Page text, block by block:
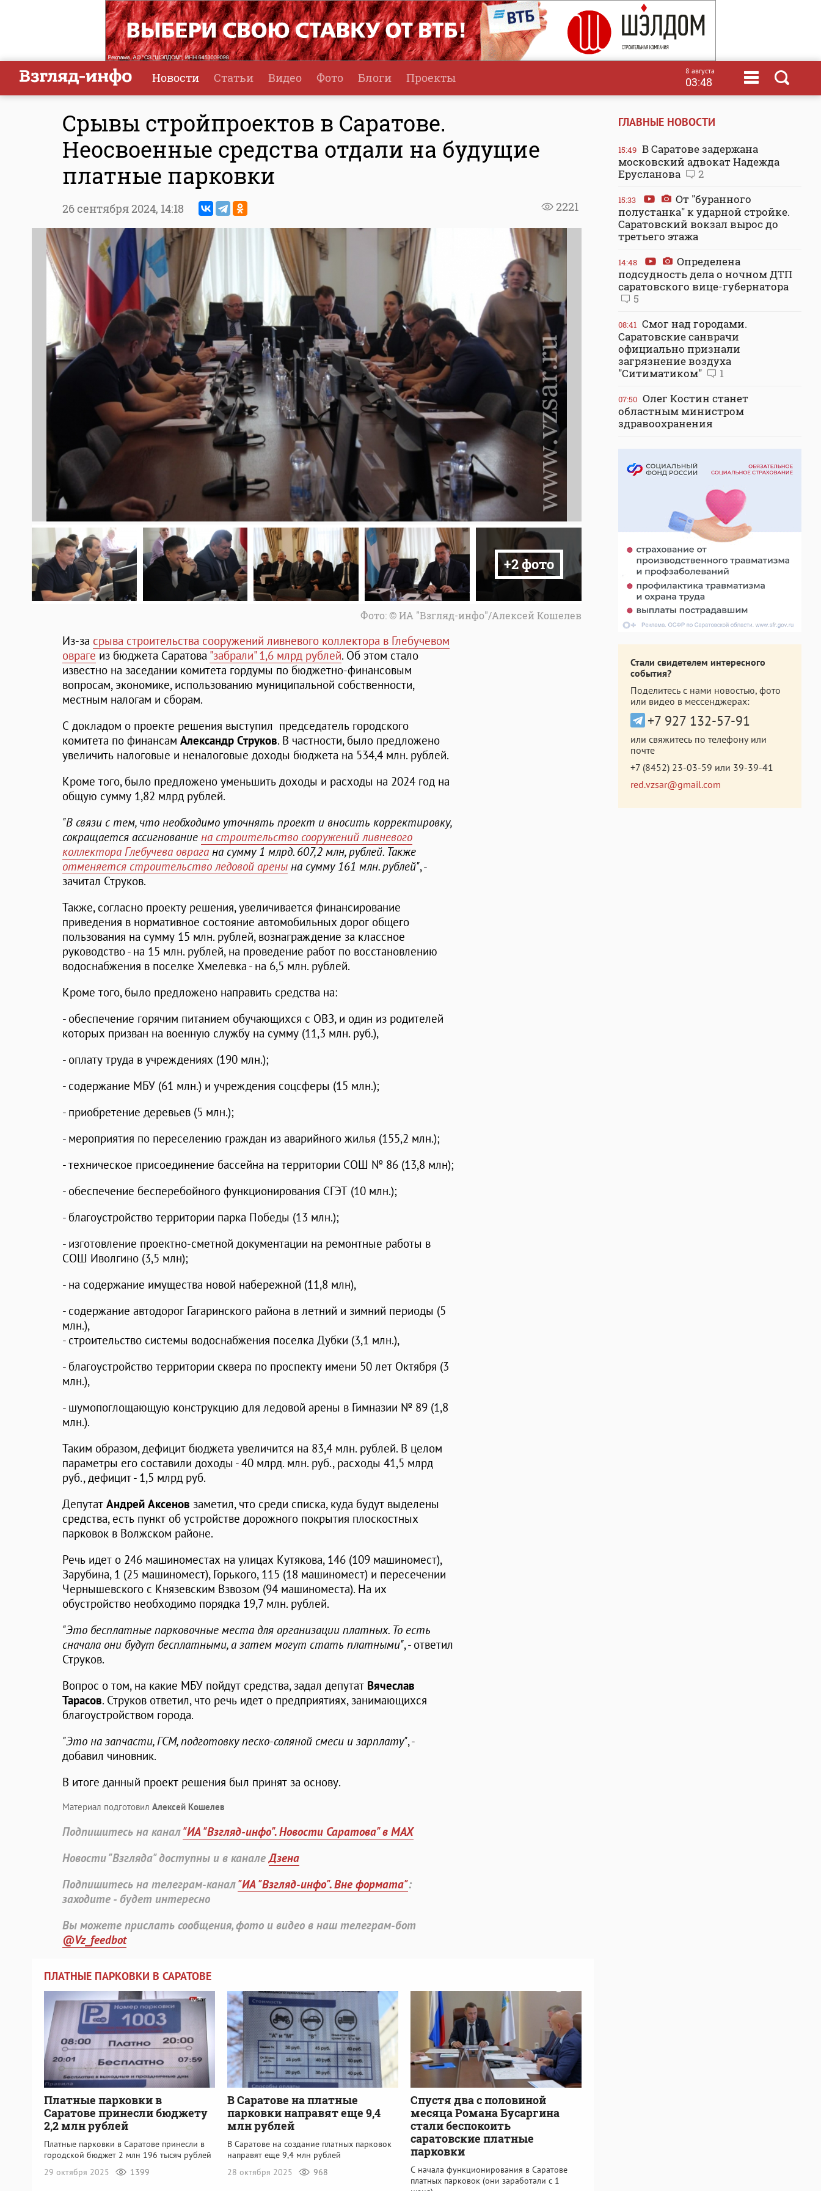
Новости Статьи Видео Фото Блоги Проекты 8 августа
03:48
Срывы стройпроектов в Саратове.
Неосвоенные средства отдали на будущие
платные парковки
2221
26 сентября 2024, 14:18
+2 фото
Фото: © ИА "Взгляд-инфо"/Алексей Кошелев
Из-за срыва строительства сооружений ливневого коллектора в Глебучевом
овраге из бюджета Саратова "забрали" 1,6 млрд рублей. Об этом стало
известно на заседании комитета гордумы по бюджетно-финансовым
вопросам, экономике, использованию муниципальной собственности,
местным налогам и сборам.
С докладом о проекте решения выступил председатель городского
комитета по финансам Александр Струков. В частности, было предложено
увеличить налоговые и неналоговые доходы бюджета на 534,4 млн. рублей.
Кроме того, было предложено уменьшить доходы и расходы на 2024 год на
общую сумму 1,82 млрд рублей.
"В связи с тем, что необходимо уточнять проект и вносить корректировку,
сокращается ассигнование на строительство сооружений ливневого
коллектора Глебучева оврага на сумму 1 млрд. 607,2 млн, рублей. Также
отменяется строительство ледовой арены на сумму 161 млн. рублей", -
зачитал Струков.
Также, согласно проекту решения, увеличивается финансирование
приведения в нормативное состояние автомобильных дорог общего
пользования на сумму 15 млн. рублей, вознаграждение за классное
руководство - на 15 млн. рублей, на проведение работ по восстановлению
водоснабжения в поселке Хмелевка - на 6,5 млн. рублей.
Кроме того, было предложено направить средства на:
- обеспечение горячим питанием обучающихся с ОВЗ, и один из родителей
которых призван на военную службу на сумму (11,3 млн. руб.),
- оплату труда в учреждениях (190 млн.);
- содержание МБУ (61 млн.) и учреждения соцсферы (15 млн.);
- приобретение деревьев (5 млн.);
- мероприятия по переселению граждан из аварийного жилья (155,2 млн.);
- техническое присоединение бассейна на территории СОШ № 86 (13,8 млн);
- обеспечение бесперебойного функционирования СГЭТ (10 млн.);
- благоустройство территории парка Победы (13 млн.);
- изготовление проектно-сметной документации на ремонтные работы в
СОШ Иволгино (3,5 млн);
- на содержание имущества новой набережной (11,8 млн),
- содержание автодорог Гагаринского района в летний и зимний периоды (5
млн.),
- строительство системы водоснабжения поселка Дубки (3,1 млн.),
- благоустройство территории сквера по проспекту имени 50 лет Октября (3
млн.),
- шумопоглощающую конструкцию для ледовой арены в Гимназии № 89 (1,8
млн.).
Таким образом, дефицит бюджета увеличится на 83,4 млн. рублей. В целом
параметры его составили доходы - 40 млрд. млн. руб., расходы 41,5 млрд
руб., дефицит - 1,5 млрд руб.
Депутат Андрей Аксенов заметил, что среди списка, куда будут выделены
средства, есть пункт об устройстве дорожного покрытия плоскостных
парковок в Волжском районе.
Речь идет о 246 машиноместах на улицах Кутякова, 146 (109 машиномест),
Зарубина, 1 (25 машиномест), Горького, 115 (18 машиномест) и пересечении
Чернышевского с Князевским Взвозом (94 машиноместа). На их
обустройство необходимо порядка 19,7 млн. рублей.
"Это бесплатные парковочные места для организации платных. То есть
сначала они будут бесплатными, а затем могут стать платными", - ответил
Струков.
Вопрос о том, на какие МБУ пойдут средства, задал депутат Вячеслав
Тарасов. Струков ответил, что речь идет о предприятиях, занимающихся
благоустройством города.
"Это на запчасти, ГСМ, подготовку песко-соляной смеси и зарплату", -
добавил чиновник.
В итоге данный проект решения был принят за основу.
Материал подготовил Алексей Кошелев
Подпишитесь на канал"ИА "Взгляд-инфо". Новости Саратова" в MAX
Новости "Взгляда" доступны и в каналеДзена
Подпишитесь на телеграм-канал"ИА "Взгляд-инфо". Вне формата":
заходите - будет интересно
Вы можете прислать сообщения, фото и видео в наш телеграм-бот
@Vz_feedbot
ПЛАТНЫЕ ПАРКОВКИ В САРАТОВЕ
Платные парковки в
Саратове принесли бюджету
2,2 млн рублей
Платные парковки в Саратове принесли в
городской бюджет 2 млн 196 тысяч рублей
29 октября 2025
1399
В Саратове на платные
парковки направят еще 9,4
млн рублей
В Саратове на создание платных парковок
направят еще 9,4 млн рублей
28 октября 2025
968
Спустя два с половиной
месяца Романа Бусаргина
стали беспокоить
саратовские платные
парковки
С начала функционирования в Саратове
платных парковок (они заработали с 1
ГЛАВНЫЕ НОВОСТИ
15:49 В Саратове задержана
московский адвокат Надежда
Ерусланова
2
15:33
От "буранного
полустанка" к ударной стройке.
Саратовский вокзал вырос до
третьего этажа
14:48
Определена
подсудность дела о ночном ДТП
саратовского вице-губернатора
5
08:41 Смог над городами.
Саратовские санврачи
официально признали
загрязнение воздуха
"Ситиматиком"
1
07:50 Олег Костин станет
областным министром
здравоохранения
Стали свидетелем интересного
события?
Поделитесь с нами новостью, фото
или видео в мессенджерах:
+7 927 132-57-91
или свяжитесь по телефону или
почте
+7 (8452) 23-03-59 или 39-39-41
red.vzsar@gmail.com